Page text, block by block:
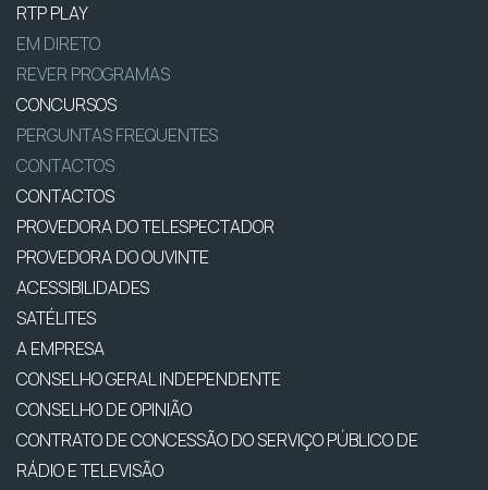
RTP PLAY
EM DIRETO
REVER PROGRAMAS
CONCURSOS
PERGUNTAS FREQUENTES
CONTACTOS
CONTACTOS
PROVEDORA DO TELESPECTADOR
PROVEDORA DO OUVINTE
ACESSIBILIDADES
SATÉLITES
A EMPRESA
CONSELHO GERAL INDEPENDENTE
CONSELHO DE OPINIÃO
CONTRATO DE CONCESSÃO DO SERVIÇO PÚBLICO DE
RÁDIO E TELEVISÃO